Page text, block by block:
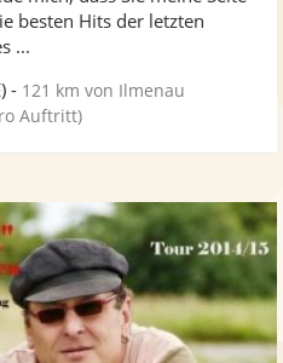
5
besten Hits der letzten
...
- 121 km von Ilmenau
Auftritt)